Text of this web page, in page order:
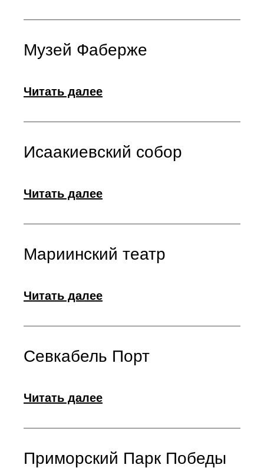
Музей Фаберже
Читать далее
Исаакиевский собор
Читать далее
Мариинский театр
Читать далее
Севкабель Порт
Читать далее
Приморский Парк Победы